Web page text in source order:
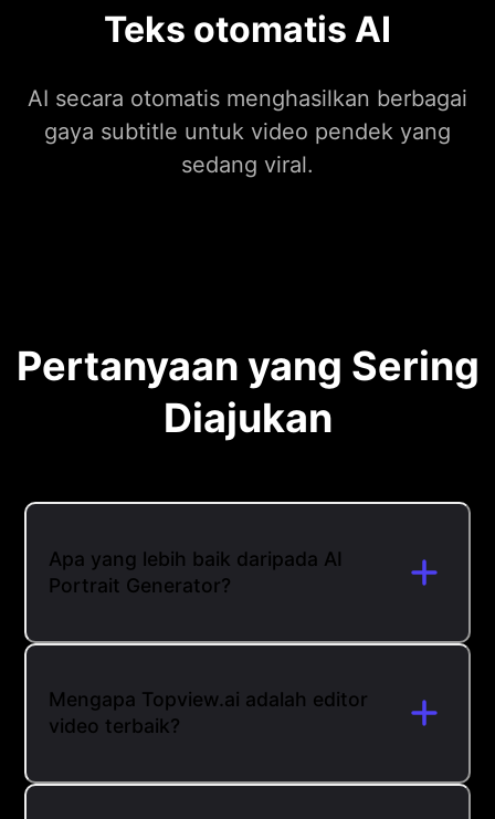
Teks otomatis AI
AI secara otomatis menghasilkan berbagai
gaya subtitle untuk video pendek yang
sedang viral.
Pertanyaan yang Sering
Diajukan
Apa yang lebih baik daripada AI
Portrait Generator?
Mengapa Topview.ai adalah editor
video terbaik?